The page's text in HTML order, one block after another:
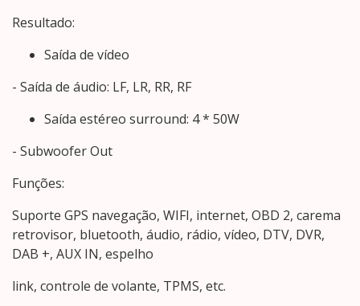
Resultado:
Saída de vídeo
- Saída de áudio: LF, LR, RR, RF
Saída estéreo surround: 4 * 50W
- Subwoofer Out
Funções:
Suporte GPS navegação, WIFI, internet, OBD 2, carema
retrovisor, bluetooth, áudio, rádio, vídeo, DTV, DVR,
DAB +, AUX IN, espelho
link, controle de volante, TPMS, etc.